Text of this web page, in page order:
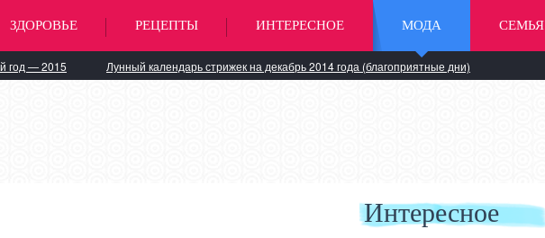
ЗДОРОВЬЕ РЕЦЕПТЫ ИНТЕРЕСНОЕ МОДА СЕМЬЯ
год — 2015 Лунный календарь стрижек на декабрь 2014 года (благоприятные дни)
Интересное